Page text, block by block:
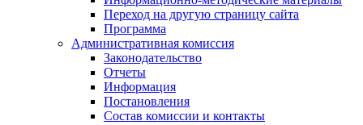
Переход на другую страницу сайта
Программа
Административная комиссия
Законодательство
Отчеты
Информация
Постановления
Состав комиссии и контакты